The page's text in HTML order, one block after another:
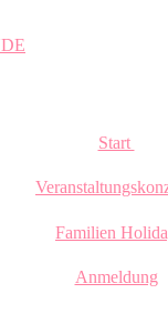
Start
Familien
Anmeldung